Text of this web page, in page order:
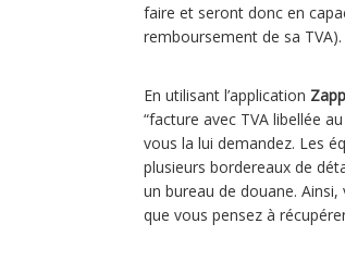
faire et seront donc en
remboursement de sa TVA).
En utilisant l’application
“facture avec TVA libellée
vous la lui demandez. Les
plusieurs bordereaux de
un bureau de douane.
que vous pensez à